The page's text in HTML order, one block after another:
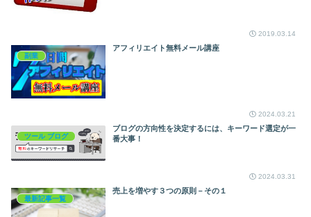
2019.03.14
副業
アフィリエイト無料メール講座
2024.03.21
ツール ブログ
ブログの方向性を決定するには、キーワード選定が一
番大事！
2024.03.31
最新記事一覧
売上を増やす３つの原則－その１